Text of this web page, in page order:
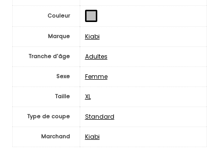
Couleur
Marque Kiabi
Tranche d'âge Adultes
Sexe Femme
Taille XL
Type de coupe Standard
Marchand Kiabi